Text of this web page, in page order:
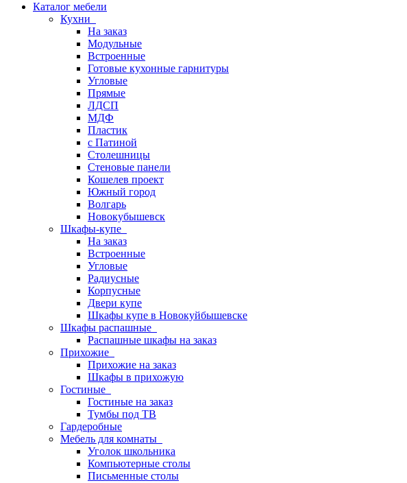
Каталог мебели
Кухни
На заказ
Модульные
Встроенные
Готовые кухонные гарнитуры
Угловые
Прямые
ЛДСП
МДФ
Пластик
с Патиной
Столешницы
Стеновые панели
Кошелев проект
Южный город
Волгарь
Новокубышевск
Шкафы-купе
На заказ
Встроенные
Угловые
Радиусные
Корпусные
Двери купе
Шкафы купе в Новокуйбышевске
Шкафы распашные
Распашные шкафы на заказ
Прихожие
Прихожие на заказ
Шкафы в прихожую
Гостиные
Гостиные на заказ
Тумбы под ТВ
Гардеробные
Мебель для комнаты
Уголок школьника
Компьютерные столы
Письменные столы